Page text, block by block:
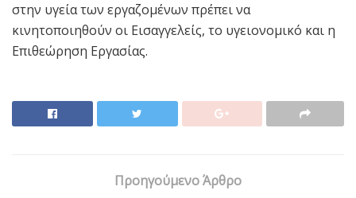
στην υγεία των εργαζομένων πρέπει να
κινητοποιηθούν οι Εισαγγελείς, το υγειονομικό και η
Επιθεώρηση Εργασίας.
Προηγούμενο Άρθρο